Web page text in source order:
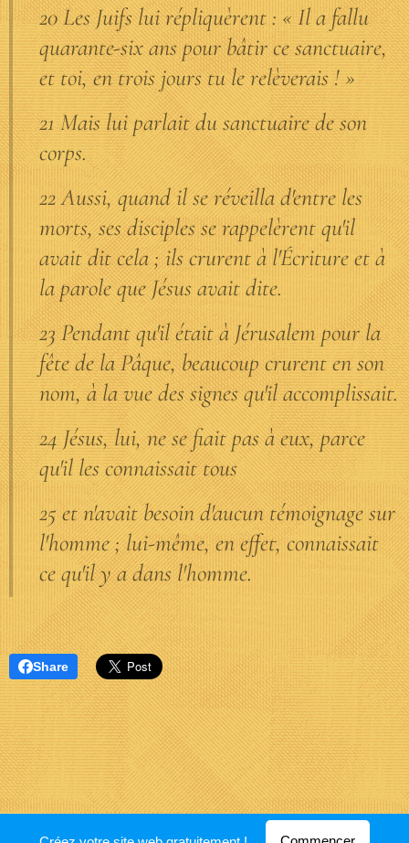
20 Les Juifs lui répliquèrent : « Il a fallu
quarante-six ans pour bâtir ce sanctuaire,
et toi, en trois jours tu le relèverais ! »
21 Mais lui parlait du sanctuaire de son
corps.
22 Aussi, quand il se réveilla d'entre les
morts, ses disciples se rappelèrent qu'il
avait dit cela ; ils crurent à l'Écriture et à
la parole que Jésus avait dite.
23 Pendant qu'il était à Jérusalem pour la
fête de la Pâque, beaucoup crurent en son
nom, à la vue des signes qu'il accomplissait.
24 Jésus, lui, ne se fiait pas à eux, parce
qu'il les connaissait tous
25 et n'avait besoin d'aucun témoignage sur
l'homme ; lui-même, en effet, connaissait
ce qu'il y a dans l'homme.
Share